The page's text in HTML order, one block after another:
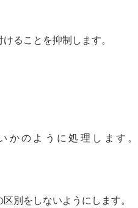
ることを抑制します。
かのように処理します
別をしないようにします。